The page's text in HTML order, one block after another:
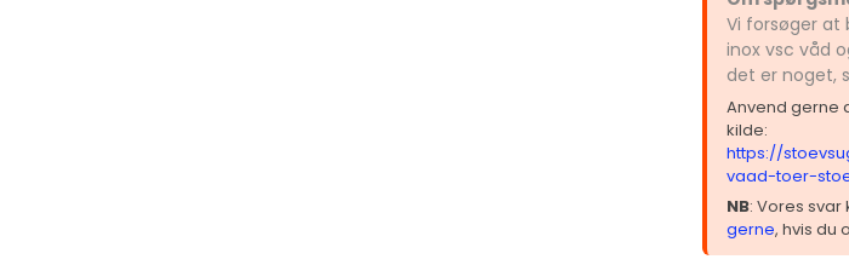
Vi forsøger at
inox vsc våd
det er noget,
Anvend gerne
kilde:
https://
vaad-toer-
NB: Vores
gerne, hvis du